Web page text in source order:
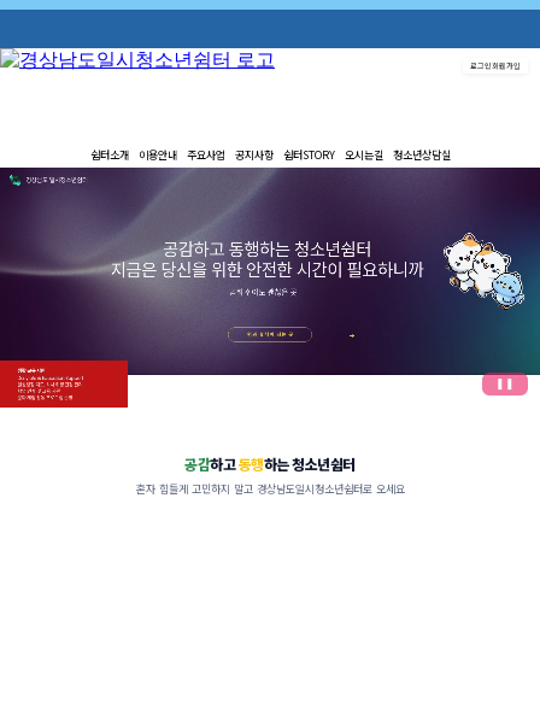
쉼터소개 이용안내 주요사업 공지사항 쉼터STORY 오시는길 청소년상담실
공감하고동행하는 청소년쉼터
혼자 힘들게 고민하지 말고 경상남도일시청소년쉼터로 오세요
로그인회원가입